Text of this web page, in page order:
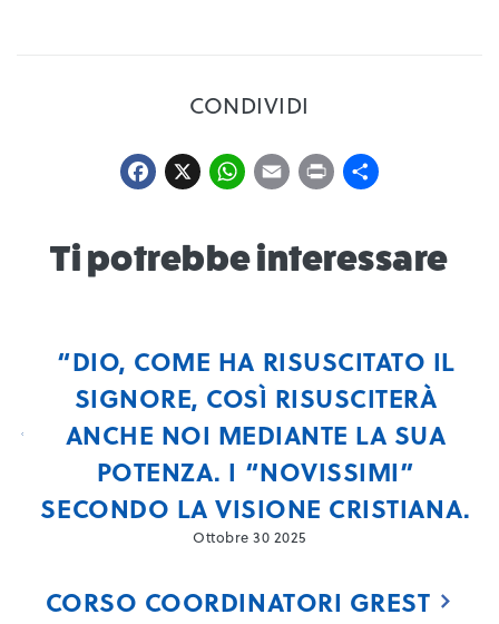
CONDIVIDI
Facebook
X WhatsApp
Email
Print
Ti potrebbe interessare
“DIO, COME HA RISUSCITATO IL
SIGNORE, COSÌ RISUSCITERÀ
ANCHE NOI MEDIANTE LA SUA
POTENZA. I “NOVISSIMI”
SECONDO LA VISIONE CRISTIANA.
Ottobre 30 2025
CORSO COORDINATORI GREST